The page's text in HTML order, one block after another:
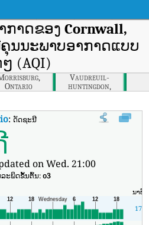
ກາດຂອງ Cornwall,
ນນະພາບອາກາດແບບ
(AQI)
Ontario
Vaudreuil-
huntingdon,
Quebec
: ດັດຊະນີຄຸນນະພາບອາກາດຕາມເວລາຈິງຂອງ
on Wed. 21:00
ະພິດຂັ້ນຕົ້ນ:o3
ນາທີ
17